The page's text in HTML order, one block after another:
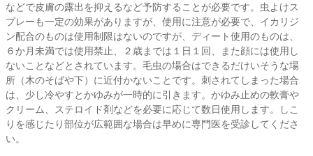
などで皮膚の露出を抑えるなど予防することが必要です。虫よけス
プレーも一定の効果がありますが、使用に注意が必要で、イカリジ
ン配合のものは使用制限はないのですが、ディート使用のものは、
６か月未満では使用禁止、２歳までは１日１回、また顔には使用し
ないことなどとされています。毛虫の場合はできるだけいそうな場
所（木のそばや下）に近付かないことです。刺されてしまった場合
は、少し冷やすとかゆみが一時的に引きます。かゆみ止めの軟膏や
クリーム、ステロイド剤などを必要に応じて数日使用します。しこ
りを感じたり部位が広範囲な場合は早めに専門医を受診してくださ
い。